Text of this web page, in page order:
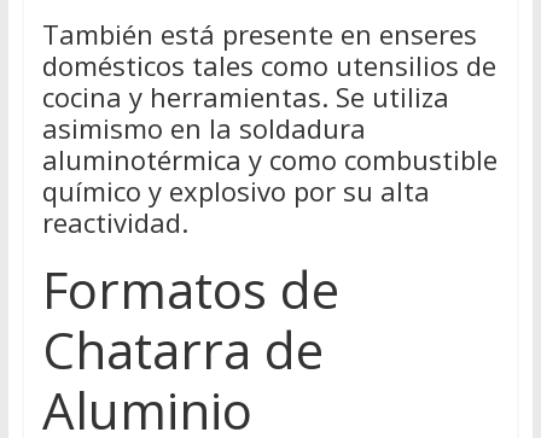
También está presente en enseres
domésticos tales como utensilios de
cocina y herramientas. Se utiliza
asimismo en la soldadura
aluminotérmica y como combustible
químico y explosivo por su alta
reactividad.
Formatos de
Chatarra de
Aluminio